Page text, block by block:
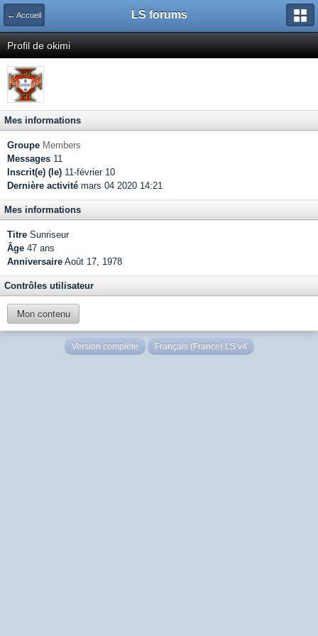
← Accueil LS forums
Profil de okimi
Mes informations
Groupe Members
Messages 11
Inscrit(e) (le) 11-février 10
Dernière activité mars 04 2020 14:21
Mes informations
Titre Sunriseur
Âge 47 ans
Anniversaire Août 17, 1978
Contrôles utilisateur
Mon contenu
Version complète Français (France) LS v4